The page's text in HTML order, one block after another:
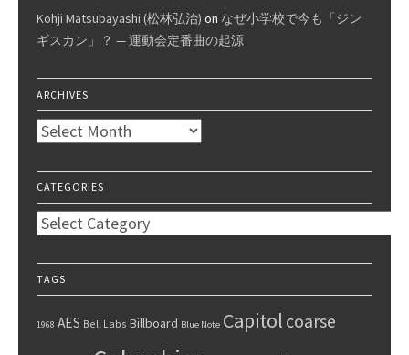
Kohji Matsubayashi (松林弘治) on なぜ小学校で今も「ジン
ギスカン」？ — 運動会定番曲の起源
ARCHIVES
Archives
CATEGORIES
Categories
TAGS
1968 AES Bell Labs Billboard Blue Note Capitol coarse